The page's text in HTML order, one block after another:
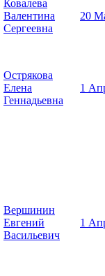
Ковалева
Валентина
Сергеевна
20
Острякова
Елена
Геннадьевна
1
Вершинин
Евгений
Васильевич
1